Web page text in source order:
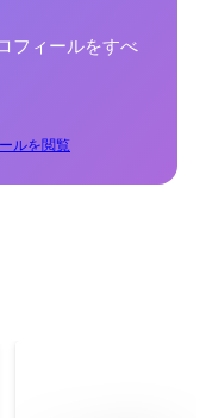
フィールをすべ
ルを閲覧